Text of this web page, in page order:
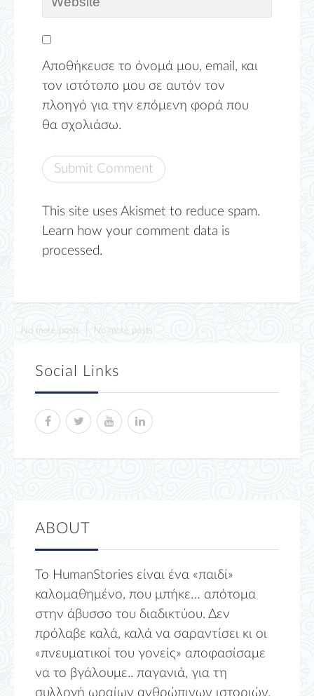
Αποθήκευσε το όνομά μου, email, και
τον ιστότοπο μου σε αυτόν τον
πλοηγό για την επόμενη φορά που
θα σχολιάσω.
This site uses Akismet to reduce spam.
Learn how your comment data is
processed.
No more posts No more posts
Social Links
ABOUT
Το HumanStories είναι ένα «παιδί»
καλομαθημένο, που μπήκε… απότομα
στην άβυσσο του διαδικτύου. Δεν
πρόλαβε καλά, καλά να σαραντίσει κι οι
«πνευματικοί του γονείς» αποφασίσαμε
να το βγάλουμε.. παγανιά, για τη
συλλογή ωραίων ανθρώπινων ιστοριών.